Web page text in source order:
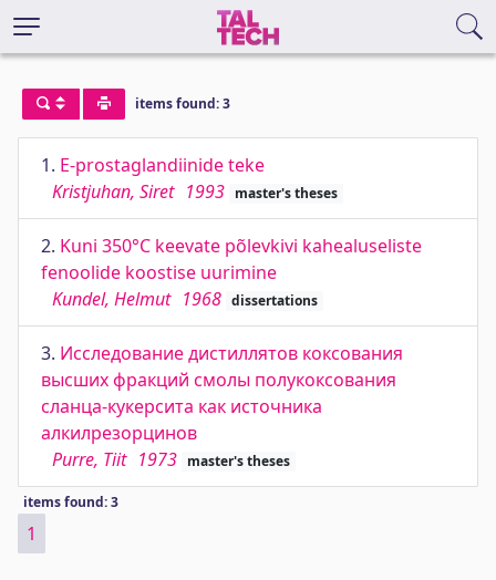
items found: 3
1. E-prostaglandiinide teke
Kristjuhan, Siret 1993 master's theses
2. Kuni 350°C keevate põlevkivi kahealuseliste
fenoolide koostise uurimine
Kundel, Helmut 1968 dissertations
3. Исследование дистиллятов коксования
высших фракций смолы полукоксования
сланца-кукерсита как источника
алкилрезорцинов
Purre, Tiit 1973 master's theses
items found: 3
1